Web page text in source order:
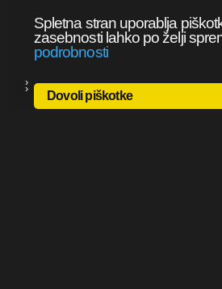
Spletna stran uporablja
zasebnosti lahko po želji
podrobnosti
Dovoli piškotke